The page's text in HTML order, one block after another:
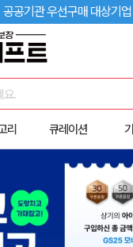
공공기관 우선구매 대상기업
요.
리 큐레이션